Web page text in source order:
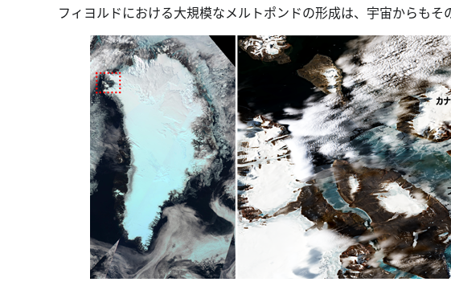
フィヨルドにおける大規模なメルトポンドの形成は、宇宙からもそ